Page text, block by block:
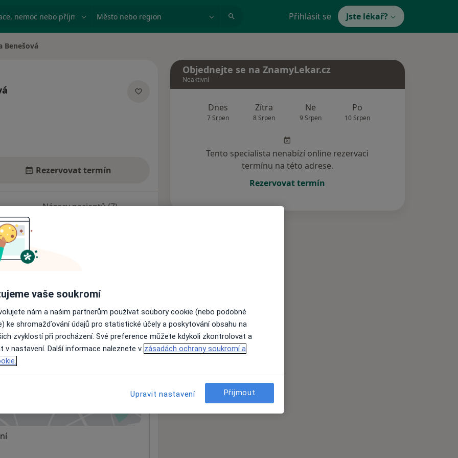
nemoc nebo příjmení Město nebo region Přihlásit se Jste lékař?
Benešová
Rezervovat termín
Názory pacientů (7)
nejsou k dispozici
informace o svých službách.
v nové záložce
Objednejte se na ZnamyLekar.cz
Neaktivní
Dnes
7 Srpen
Zítra
8 Srpen
Ne
9 Srpen
Po
10 Srpen
Tento specialista nenabízí online rezervaci
termínu na této adrese.
Rezervovat termín
vaše soukromí
nám a našim partnerům používat soubory cookie (nebo podobné
ke shromažďování údajů pro statistické účely a poskytování obsahu na
zvyklostí při procházení. Své preference můžete kdykoli zkontrolovat a
v nastavení. Další informace naleznete v zásadách ochrany soukromí a
Upravit nastavení Přijmout